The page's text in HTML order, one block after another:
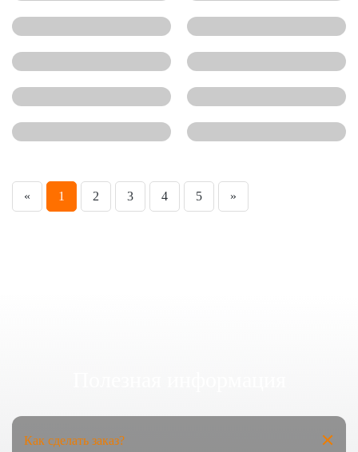
« 1 2 3 4 5 »
Как сделать заказ?